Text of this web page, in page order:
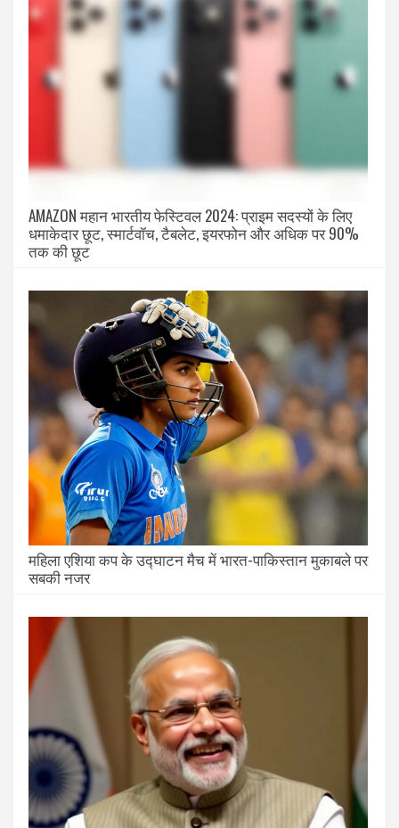
AMAZON महान भारतीय फेस्टिवल 2024: प्राइम सदस्यों के लिए
धमाकेदार छूट, स्मार्टवॉच, टैबलेट, इयरफोन और अधिक पर 90%
तक की छूट
महिला एशिया कप के उद्घाटन मैच में भारत-पाकिस्तान मुकाबले पर
सबकी नजर